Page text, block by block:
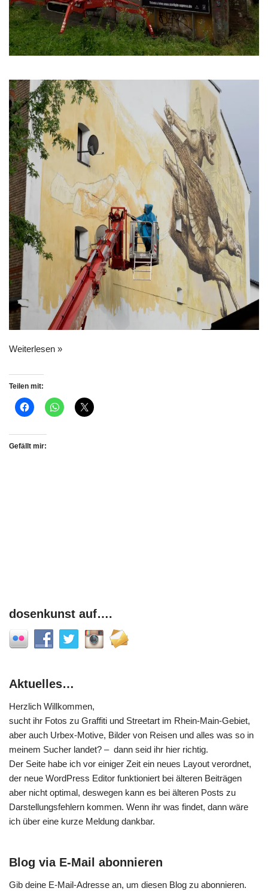
Weiterlesen »
Teilen mit:
Gefällt mir:
dosenkunst auf….
Aktuelles…
Herzlich Willkommen,
sucht ihr Fotos zu Graffiti und Streetart im Rhein-Main-Gebiet,
aber auch Urbex-Motive, Bilder von Reisen und alles was so in
meinem Sucher landet? – dann seid ihr hier richtig.
Der Seite habe ich vor einiger Zeit ein neues Layout verordnet,
der neue WordPress Editor funktioniert bei älteren Beiträgen
aber nicht optimal, deswegen kann es bei älteren Posts zu
Darstellungsfehlern kommen. Wenn ihr was findet, dann wäre
ich über eine kurze Meldung dankbar.
Blog via E-Mail abonnieren
Gib deine E-Mail-Adresse an, um diesen Blog zu abonnieren.